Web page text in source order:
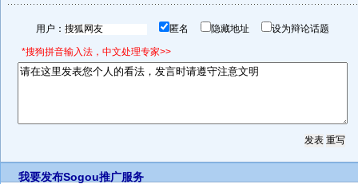
用户： 匿名 隐藏地址 设为辩论话题
*搜狗拼音输入法，中文处理专家>>
我要发布Sogou推广服务